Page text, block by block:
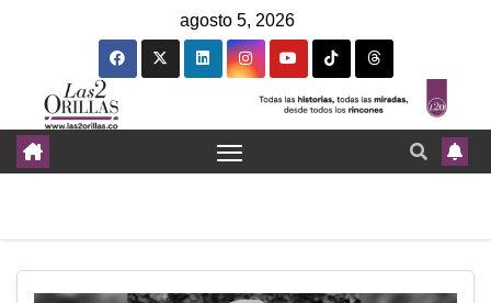
agosto 5, 2026